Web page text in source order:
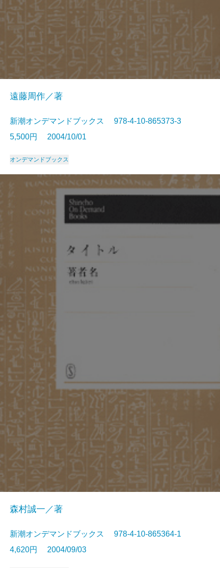
遠藤周作／著
新潮オンデマンドブックス 978-4-10-865373-3
5,500円 2004/10/01
オンデマンドブックス
森村誠一／著
新潮オンデマンドブックス 978-4-10-865364-1
4,620円 2004/09/03